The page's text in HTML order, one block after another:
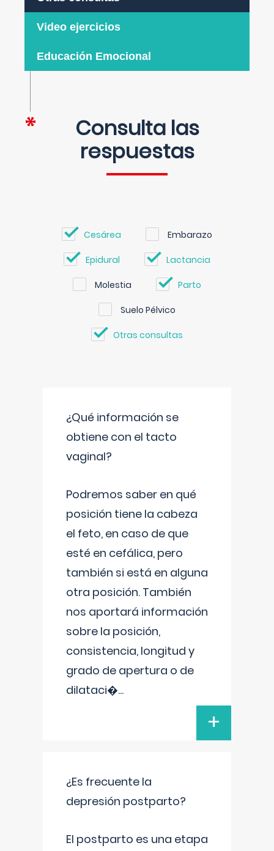
Video ejercicios
Educación Emocional
Consulta las
respuestas
Cesárea Embarazo
Epidural Lactancia
Molestia Parto
Suelo Pélvico
Otras consultas
¿Qué información se
obtiene con el tacto
vaginal?
Podremos saber en qué
posición tiene la cabeza
el feto, en caso de que
esté en cefálica, pero
también si está en alguna
otra posición. También
nos aportará información
sobre la posición,
consistencia, longitud y
grado de apertura o de
dilataci�...
+
¿Es frecuente la
depresión postparto?
El postparto es una etapa